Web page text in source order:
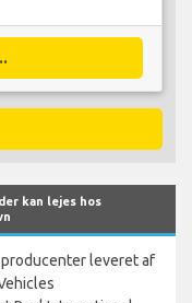
kan lejes hos
leveret af